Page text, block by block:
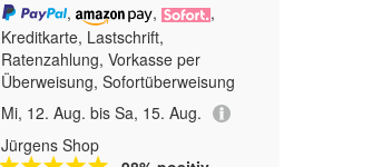
, ,
,
Kreditkarte, Lastschrift,
Ratenzahlung, Vorkasse per
Überweisung, Sofortüberweisung
Mi, 12. Aug. bis Sa, 15. Aug.
Jürgens Shop